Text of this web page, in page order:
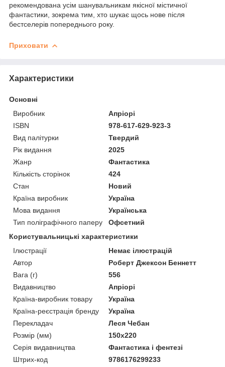
рекомендована усім шанувальникам якісної містичної
фантастики, зокрема тим, хто шукає щось нове після
бестселерів попереднього року.
Приховати
Характеристики
Основні
Виробник
Апріорі
ISBN
978-617-629-923-3
Вид палітурки
Твердий
Рік видання
2025
Жанр
Фантастика
Кількість сторінок
424
Стан
Новий
Країна виробник
Україна
Мова видання
Українська
Тип поліграфічного паперу
Офсетний
Користувальницькі характеристики
Ілюстрації
Немає ілюстрацій
Автор
Роберт Джексон Беннетт
Вага (г)
556
Видавництво
Апріорі
Країна-виробник товару
Україна
Країна-реєстрація бренду
Україна
Перекладач
Леся Чебан
Розмір (мм)
150х220
Серія видавництва
Фантастика і фентезі
Штрих-код
9786176299233